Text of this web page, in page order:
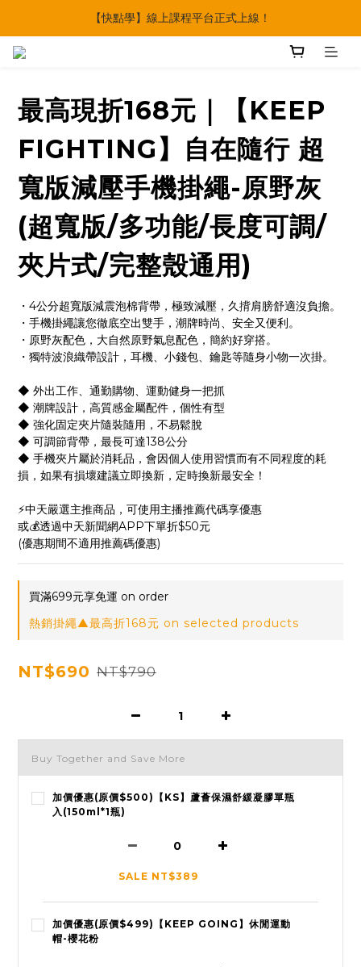
🔥父親節多重優惠一次享！
【快點學】線上課程平台正式上線！
最高現折168元｜【KEEP
FIGHTING】自在隨行 超
寬版減壓手機掛繩-原野灰
(超寬版/多功能/長度可調/
夾片式/完整殼通用)
・4公分超寬版減震泡棉背帶，極致減壓，久揹肩膀舒適沒負擔。
・手機掛繩讓您徹底空出雙手，潮牌時尚、安全又便利。
・原野灰配色，大自然原野氣息配色，簡約好穿搭。
・獨特波浪織帶設計，耳機、小錢包、鑰匙等隨身小物一次掛。
◆ 外出工作、通勤購物、運動健身一把抓
◆ 潮牌設計，高質感金屬配件，個性有型
◆ 強化固定夾片隨裝隨用，不易鬆脫
◆ 可調節背帶，最長可達138公分
◆ 手機夾片屬於消耗品，會因個人使用習慣而有不同程度的耗
損，如果有損壞建議立即換新，定時換新最安全！
⚡中天嚴選主推商品，可使用主播推薦代碼享優惠
或💰透過中天新聞網APP下單折$50元
(優惠期間不適用推薦碼優惠)
買滿699元享免運 on order
熱銷掛繩▲最高折168元 on selected products
NT$690 NT$790
Buy Together and Save More
加價優惠(原價$500)【KS】蘆薈保濕舒緩凝膠單瓶
入(150ml*1瓶)
SALE NT$389
加價優惠(原價$499)【KEEP GOING】休閒運動
帽-櫻花粉